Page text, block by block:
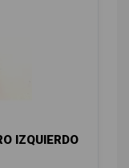
IZQUIERDO